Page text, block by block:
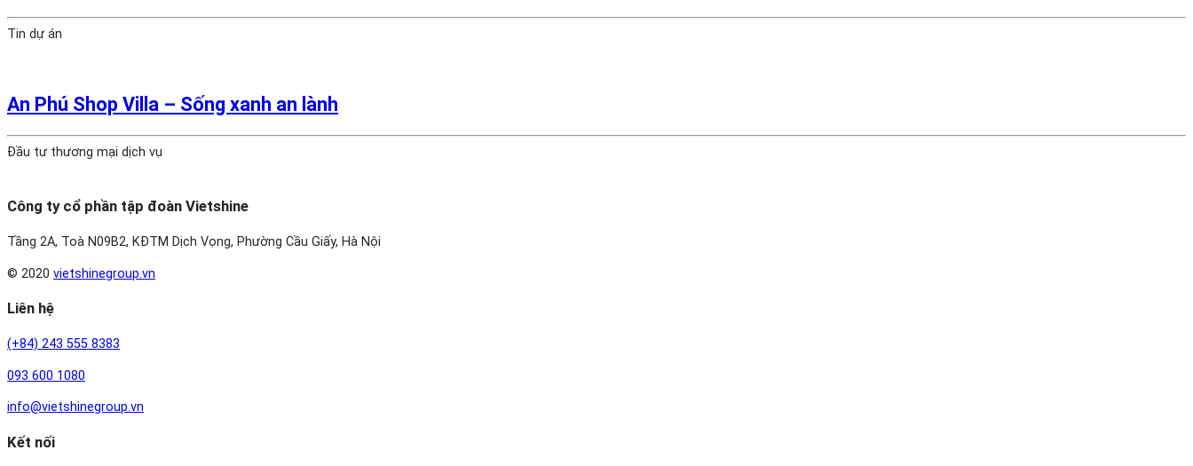
Tin dự án
An Phú Shop Villa – Sống xanh an lành
Đầu tư thương mại dịch vụ
Công ty cổ phần tập đoàn Vietshine
Tầng 2A, Toà N09B2, KĐTM Dịch Vọng, Phường Cầu Giấy, Hà Nội
© 2020 vietshinegroup.vn
Liên hệ
(+84) 243 555 8383
093 600 1080
info@vietshinegroup.vn
Kết nối